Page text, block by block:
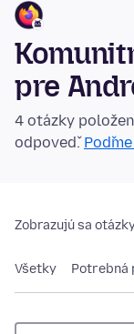
pre
4 otázky
odpoveď.
Zobrazujú sa
Všetky Potrebná